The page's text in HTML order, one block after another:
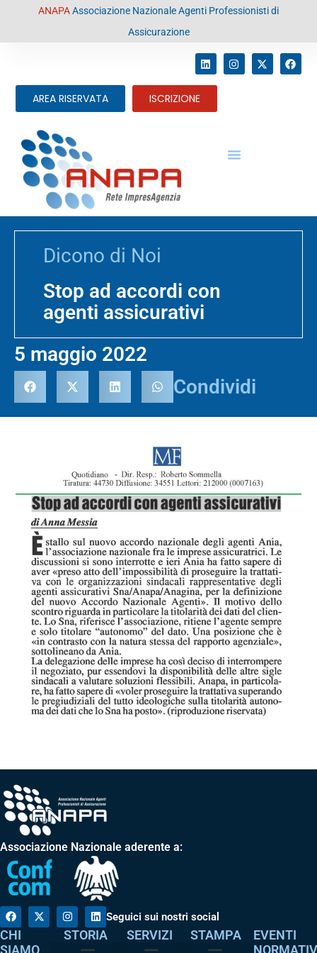
contenutoANAPAAssociazione Nazionale Agenti Professionisti di
Assicurazione
AREA RISERVATA ISCRIZIONE
Dicono di Noi
Stop ad accordi con
agenti assicurativi
5 maggio 2022
Condividi
Associazione Nazionale aderente a:
Seguici sui nostri social
CHI
SIAMO
STORIA SERVIZI STAMPA
EVENTI